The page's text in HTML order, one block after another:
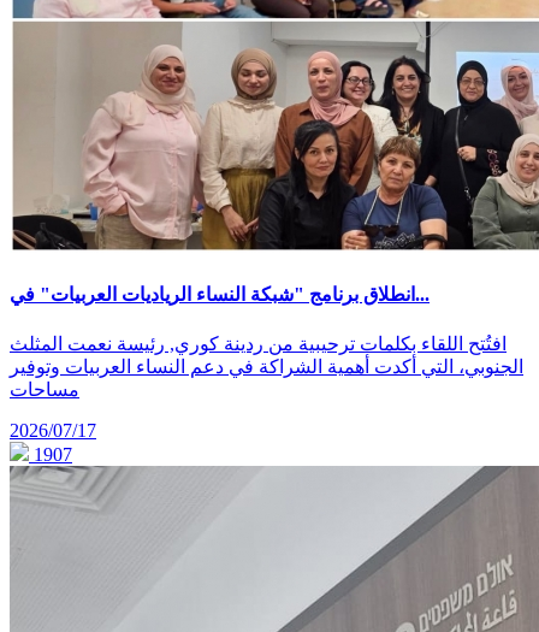
انطلاق برنامج "شبكة النساء الرياديات العربيات" في...
افتُتح اللقاء بكلمات ترحيبية من ردينة كوري, رئيسة نعمت المثلث
الجنوبي، التي أكدت أهمية الشراكة في دعم النساء العربيات وتوفير
مساحات
2026/07/17
1907